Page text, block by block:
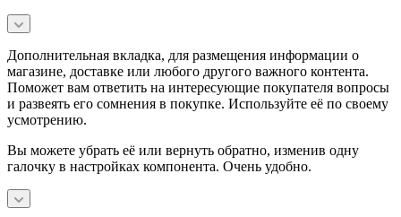
Дополнительная вкладка, для размещения информации о
магазине, доставке или любого другого важного контента.
Поможет вам ответить на интересующие покупателя вопросы
и развеять его сомнения в покупке. Используйте её по своему
усмотрению.
Вы можете убрать её или вернуть обратно, изменив одну
галочку в настройках компонента. Очень удобно.